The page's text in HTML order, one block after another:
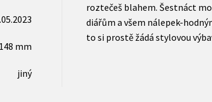
mm
jiný
roztečeš blahem. Šestnáct
diářům a všem nálepek-
to si prostě žádá stylovou